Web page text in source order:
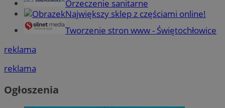
Orzeczenie sanitarne
Największy sklep z częściami online!
Tworzenie stron www - Świętochłowice
reklama
reklama
Ogłoszenia